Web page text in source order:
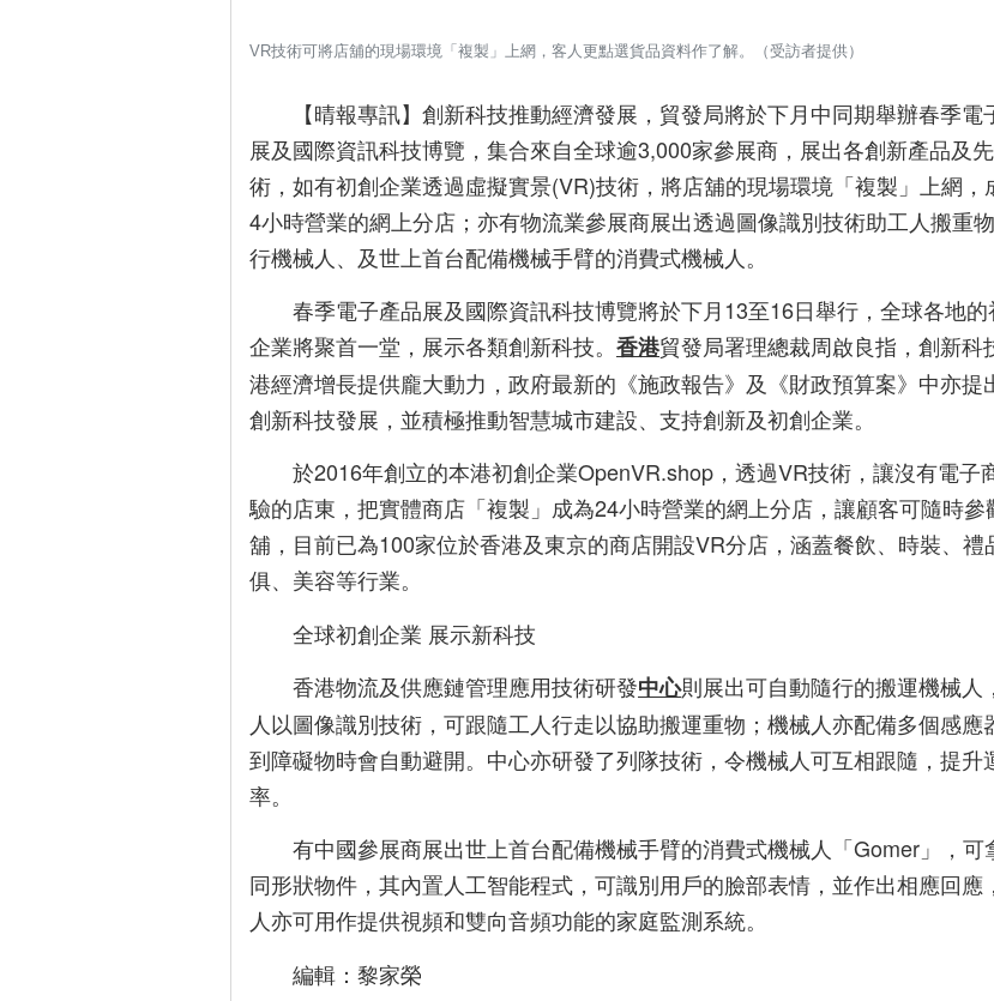
VR技術可將店舖的現場環境「複製」上網，客人更點選貨品資料作了解。（受訪者提供）
【晴報專訊】創新科技推動經濟發展，貿發局將於下月中同期舉辦春季電
展及國際資訊科技博覽，集合來自全球逾3,000家參展商，展出各創新產品及
術，如有初創企業透過虛擬實景(VR)技術，將店舖的現場環境「複製」上網，
4小時營業的網上分店；亦有物流業參展商展出透過圖像識別技術助工人搬重
行機械人、及世上首台配備機械手臂的消費式機械人。
春季電子產品展及國際資訊科技博覽將於下月13至16日舉行，全球各地的
企業將聚首一堂，展示各類創新科技。 香港貿發局署理總裁周啟良指，創新科
港經濟增長提供龐大動力，政府最新的《施政報告》及《財政預算案》中亦提
創新科技發展，並積極推動智慧城市建設、支持創新及初創企業。
於2016年創立的本港初創企業OpenVR.shop，透過VR技術，讓沒有電子
驗的店東，把實體商店「複製」成為24小時營業的網上分店，讓顧客可隨時參
舖，目前已為100家位於香港及東京的商店開設VR分店，涵蓋餐飲、時裝、禮
俱、美容等行業。
全球初創企業 展示新科技
香港物流及供應鏈管理應用技術研發中心則展出可自動隨行的搬運機械人
人以圖像識別技術，可跟隨工人行走以協助搬運重物；機械人亦配備多個感應
到障礙物時會自動避開。中心亦研發了列隊技術，令機械人可互相跟隨，提升
率。
有中國參展商展出世上首台配備機械手臂的消費式機械人「Gomer」，可
同形狀物件，其內置人工智能程式，可識別用戶的臉部表情，並作出相應回應
人亦可用作提供視頻和雙向音頻功能的家庭監測系統。
編輯：黎家榮